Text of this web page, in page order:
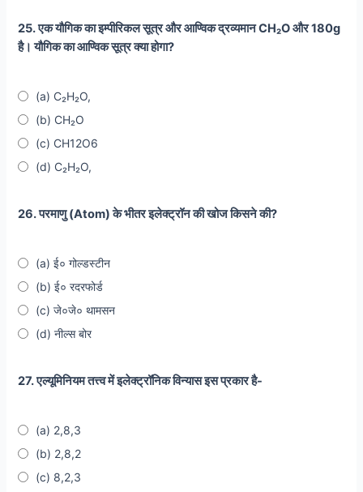
25. एक यौगिक का इम्पीरिकल सूत्र और आण्विक द्रव्यमान CH₂O और 180g
है। यौगिक का आण्विक सूत्र क्या होगा?
(a) C₂H₂O,
(b) CH₂O
(c) CH12O6
(d) C₂H₂O,
26. परमाणु (Atom) के भीतर इलेक्ट्रॉन की खोज किसने की?
(a) ई० गोल्डस्टीन
(b) ई० रदरफोर्ड
(c) जे०जे० थामसन
(d) नील्स बोर
27. एल्यूमिनियम तत्त्व में इलेक्ट्रॉनिक विन्यास इस प्रकार है-
(a) 2,8,3
(b) 2,8,2
(c) 8,2,3